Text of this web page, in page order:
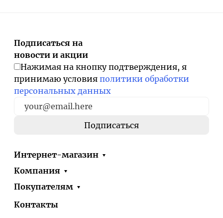
Подписаться на
новости и акции
Нажимая на кнопку подтверждения, я
принимаю условия политики обработки
персональных данных
Интернет-магазин
Компания
Покупателям
Контакты